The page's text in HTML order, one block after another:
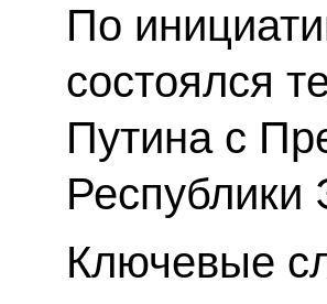
По
состоялся
Путина с
Ключевые